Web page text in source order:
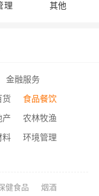
理 其他
金融服务
货
食品餐饮
产
农林牧渔
料
环境管理
健食品 烟酒